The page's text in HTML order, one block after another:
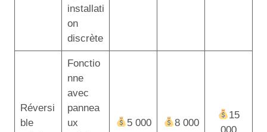
installati
on
discrète
Réversi
ble
Fonctio
nne
avec
pannea
ux
5 000 8 000
15
000